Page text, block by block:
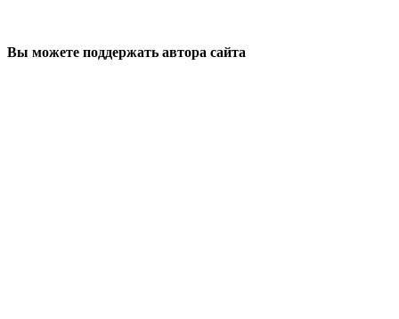
Вы можете поддержать автора сайта